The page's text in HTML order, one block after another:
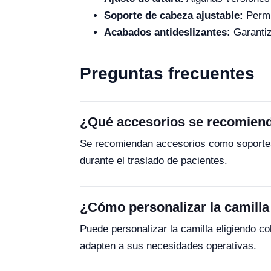
Soporte de cabeza ajustable:
Acabados antideslizantes:
Preguntas frecuentes
¿Qué accesorios se
Se recomiendan accesorios como
durante el traslado de pacientes.
¿Cómo personalizar la
Puede personalizar la camilla eligiendo
adapten a sus necesidades operativas.